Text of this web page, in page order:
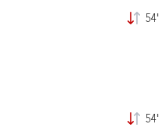
54'
54'